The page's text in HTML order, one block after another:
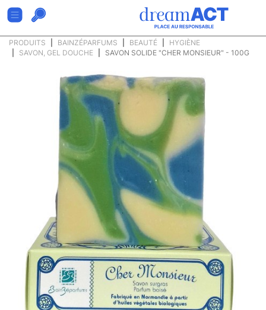
PRODUITS BAINZÉPARFUMS BEAUTÉ
HYGIÈNE
SAVON, GEL DOUCHE
SAVON SOLIDE "CHER MONSIEUR" - 100G